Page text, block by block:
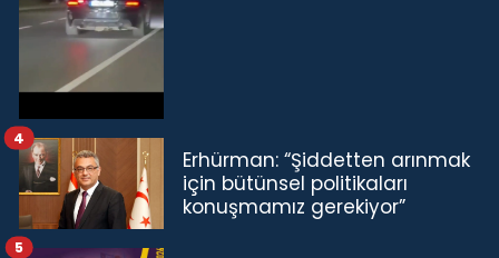
Erhürman: “Şiddetten arınmak
için bütünsel politikaları
konuşmamız gerekiyor”
4
5